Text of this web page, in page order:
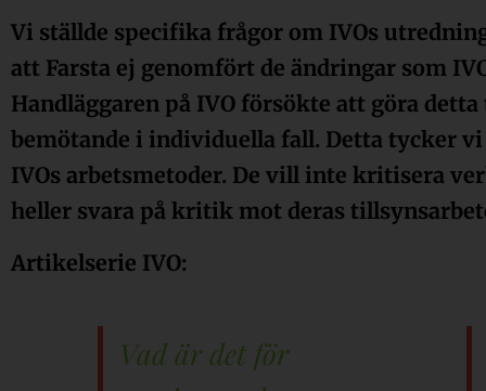
Vi ställde specifika frågor om IVOs
att Farsta ej genomfört de ändringar som
Handläggaren på IVO försökte att göra
bemötande i individuella fall. Detta tycker
IVOs arbetsmetoder. De vill inte kritisera
heller svara på kritik mot deras
Artikelserie IVO:
Vad är det för